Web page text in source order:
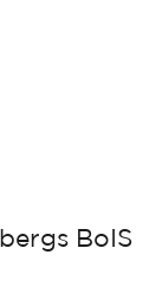
BoIS